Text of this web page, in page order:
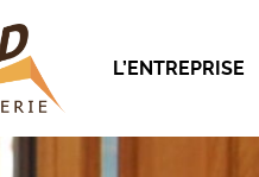
L’ENTREPRISE